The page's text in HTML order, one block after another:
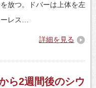
放つ。ドバーは上体を左
ーレス…
詳細を見る
ら2週間後のシウ